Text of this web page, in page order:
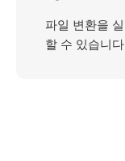
파일 변환을
할 수 있습니다